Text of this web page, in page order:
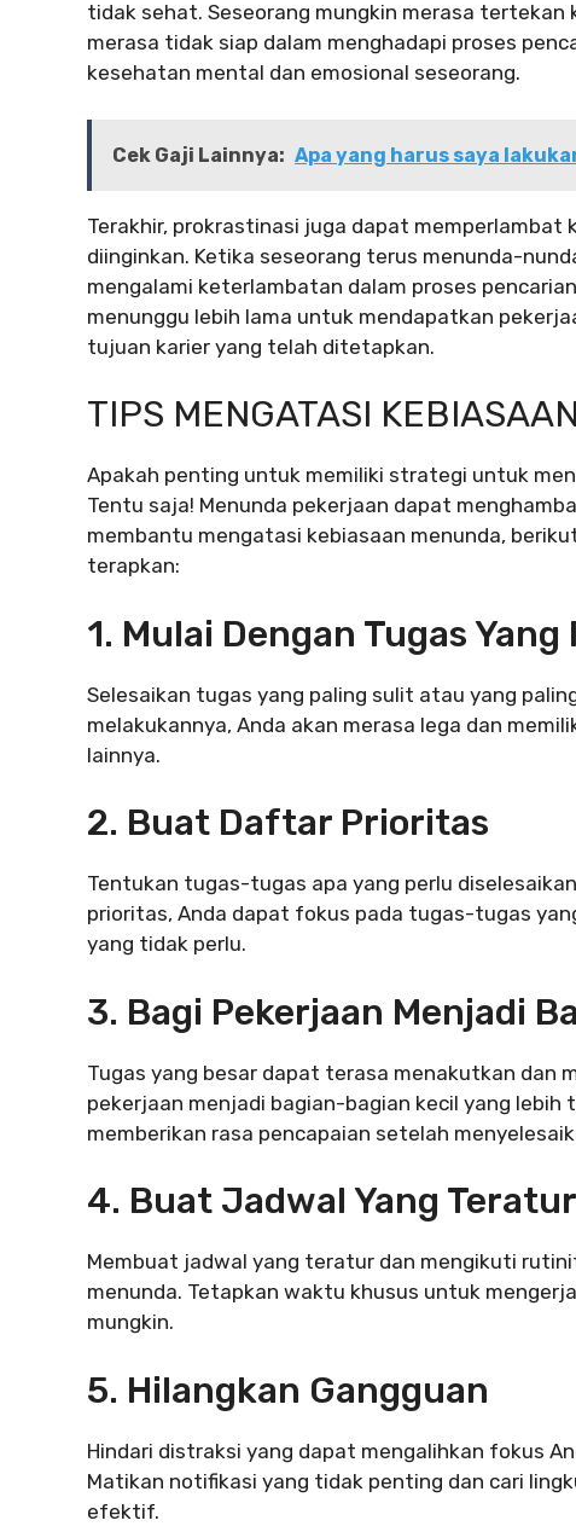
tidak sehat. Seseorang mungkin merasa
merasa tidak siap dalam menghadapi proses
kesehatan mental dan emosional seseorang.
Cek Gaji Lainnya: Apa yang harus saya
Terakhir, prokrastinasi juga dapat memperlambat
diinginkan. Ketika seseorang terus menunda-
mengalami keterlambatan dalam proses
menunggu lebih lama untuk mendapatkan
tujuan karier yang telah ditetapkan.
TIPS MENGATASI
Apakah penting untuk memiliki strategi untuk
Tentu saja! Menunda pekerjaan dapat
membantu mengatasi kebiasaan menunda,
terapkan:
1. Mulai Dengan Tugas
Selesaikan tugas yang paling sulit atau yang
melakukannya, Anda akan merasa lega dan
lainnya.
2. Buat Daftar Prioritas
Tentukan tugas-tugas apa yang perlu
prioritas, Anda dapat fokus pada tugas-tugas
yang tidak perlu.
3. Bagi Pekerjaan Menjadi
Tugas yang besar dapat terasa menakutkan dan
pekerjaan menjadi bagian-bagian kecil yang
memberikan rasa pencapaian setelah
4. Buat Jadwal Yang Teratur
Membuat jadwal yang teratur dan mengikuti
menunda. Tetapkan waktu khusus untuk
mungkin.
5. Hilangkan Gangguan
Hindari distraksi yang dapat mengalihkan fokus
Matikan notifikasi yang tidak penting dan cari
efektif.